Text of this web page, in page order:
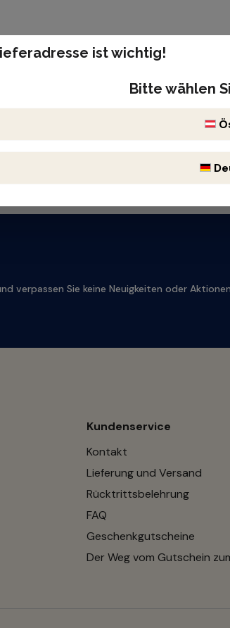
mineralisch
verpassen Sie keine Neuigkeiten oder
Kundenservice
Kontakt
Lieferung und Versand
Rücktrittsbelehrung
FAQ
Geschenkgutscheine
Der Weg vom Gutschein
ist wichtig!
Bitte wählen